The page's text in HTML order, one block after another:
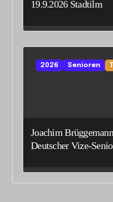
19.9.2026 Stadtilm
2026 Senioren
Joachim
Deutscher Vize-